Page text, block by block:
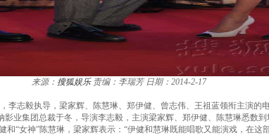
来源： 搜狐娱乐 责编：李瑞芳 日期：2014-2-17
李志毅执导，梁家辉、陈慧琳、郑伊健、曾志伟、王祖蓝领衔主演的
业集团总裁于冬，导演李志毅，主演梁家辉、郑伊健、陈慧琳悉数
和“女神”陈慧琳，梁家辉表示：“伊健和慧琳既能唱歌又能演戏，在